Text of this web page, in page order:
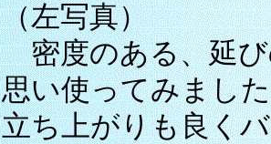
（左写真）
密度のある、延び
思い使ってみまし
立ち上がりも良く